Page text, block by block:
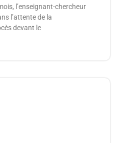
l’enseignant-chercheur
l’attente de la
devant le